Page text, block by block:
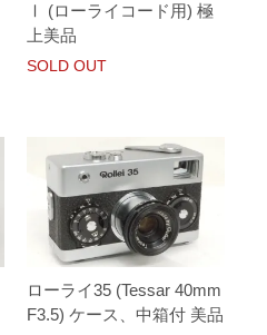
Ⅰ (ローライコード用) 極
上美品
SOLD OUT
ローライ35 (Tessar 40mm
F3.5) ケース、中箱付 美品